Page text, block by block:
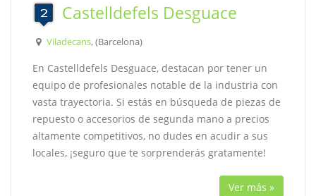
Castelldefels Desguace
Viladecans, (Barcelona)
En Castelldefels Desguace, destacan por tener un
equipo de profesionales notable de la industria con
vasta trayectoria. Si estás en búsqueda de piezas de
repuesto o accesorios de segunda mano a precios
altamente competitivos, no dudes en acudir a sus
locales, ¡seguro que te sorprenderás gratamente!
Ver más »